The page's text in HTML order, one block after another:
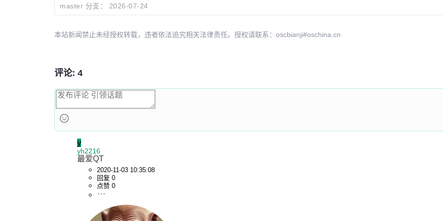
master 分支： 2026-07-24
本站新闻禁止未经授权转载，违者依法追究相关法律责任。授权请联系：oscbianji#oschina.cn
评论: 4
y
yh2216
最爱QT
2020-11-03 10:35:08
回复 0
点赞 0